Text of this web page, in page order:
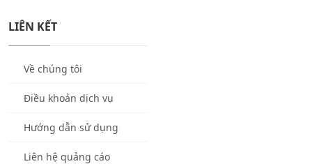
LIÊN KẾT
Về chúng tôi
Điều khoản dịch vụ
Hướng dẫn sử dụng
Liên hệ quảng cáo